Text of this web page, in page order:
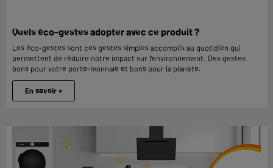
Quels éco-gestes adopter avec ce produit ?
Les éco-gestes sont ces gestes simples accomplis au quotidien qui
permettent de réduire notre impact sur l'environnement. Des gestes
bons pour votre porte-monnaie et bons pour la planète.
En savoir +